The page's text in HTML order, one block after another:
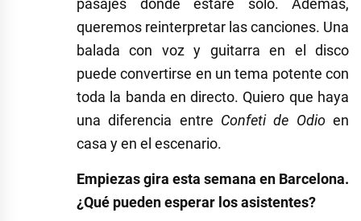
queremos reinterpretar las canciones. Una
balada con voz y guitarra en el disco
puede convertirse en un tema potente con
toda la banda en directo. Quiero que haya
una diferencia entre Confeti de Odioen
casa y en el escenario.
Empiezas gira esta semana en Barcelona.
¿Qué pueden esperar los asistentes?